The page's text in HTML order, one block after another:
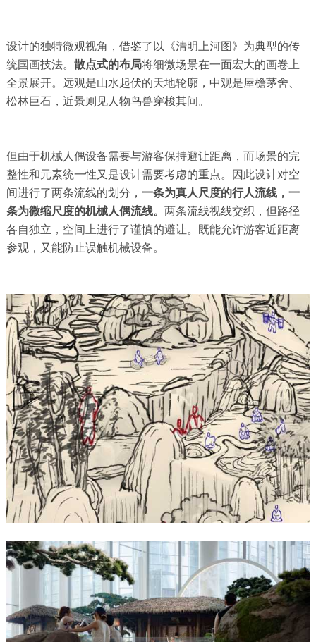
设计的独特微观视角，借鉴了以《清明上河图》为典型的传
统国画技法。 散点式的布局将细微场景在一面宏大的画卷上
全景展开。远观是山水起伏的天地轮廓，中观是屋檐茅舍、
松林巨石，近景则见人物鸟兽穿梭其间。
但由于机械人偶设备需要与游客保持避让距离，而场景的完
整性和元素统一性又是设计需要考虑的重点。因此设计对空
间进行了两条流线的划分， 一条为真人尺度的行人流线，一
条为微缩尺度的机械人偶流线。 两条流线视线交织，但路径
各自独立，空间上进行了谨慎的避让。既能允许游客近距离
参观，又能防止误触机械设备。